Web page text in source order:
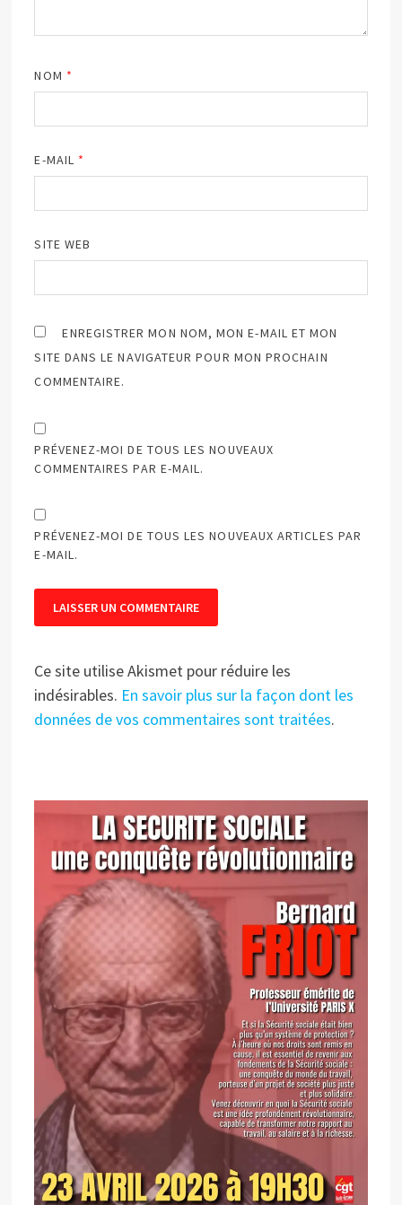
NOM *
E-MAIL *
SITE WEB
ENREGISTRER MON NOM, MON E-MAIL ET MON
SITE DANS LE NAVIGATEUR POUR MON PROCHAIN
COMMENTAIRE.
PRÉVENEZ-MOI DE TOUS LES NOUVEAUX
COMMENTAIRES PAR E-MAIL.
PRÉVENEZ-MOI DE TOUS LES NOUVEAUX ARTICLES PAR
E-MAIL.
Ce site utilise Akismet pour réduire les
indésirables. En savoir plus sur la façon dont les
données de vos commentaires sont traitées.